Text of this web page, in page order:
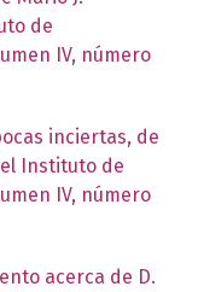
de
IV, número
inciertas, de
Instituto de
IV, número
acerca de D.